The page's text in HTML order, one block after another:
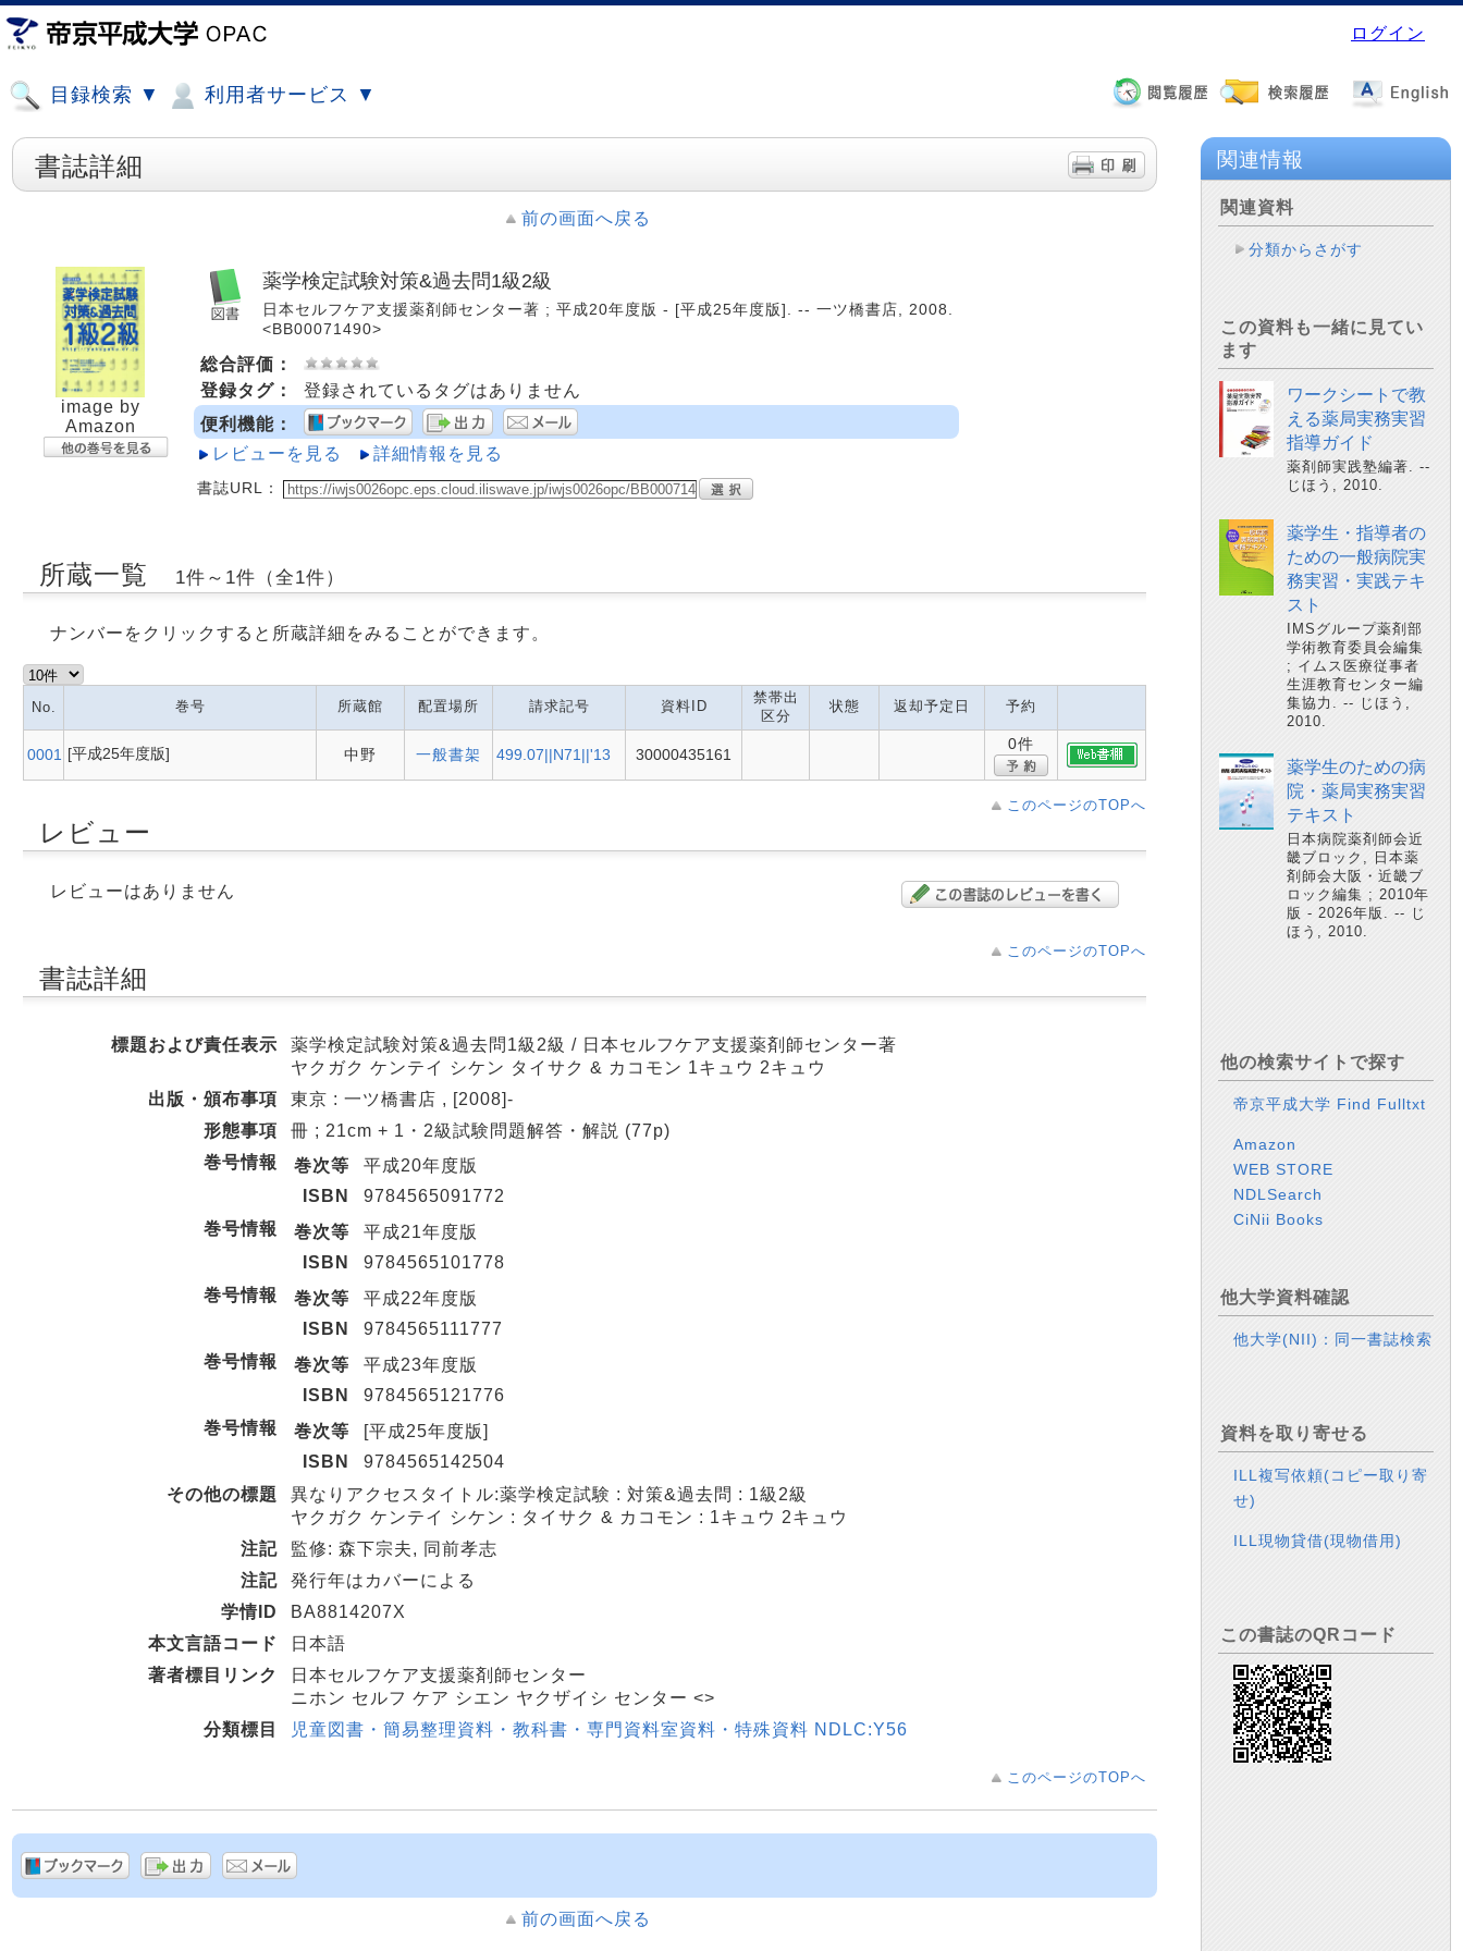
ログイン
目録検索 ▼ 利用者サービス ▼
書誌詳細
前の画面へ戻る
image by
Amazon
薬学検定試験対策&過去問1級2級
日本セルフケア支援薬剤師センター著 ; 平成20年度版 - [平成25年度版]. -- 一ツ橋書店, 2008.
<BB00071490>
総合評価：
登録タグ：
登録されているタグはありません
便利機能：
レビューを見る
詳細情報を見る
書誌URL：
所蔵一覧 1件～1件（全1件）
ナンバーをクリックすると所蔵詳細をみることができます。
No. 巻号 所蔵館 配置場所 請求記号 資料ID
禁帯出
区分
状態 返却予定日 予約
0001 [平成25年度版] 中野 一般書架 499.07||N71||'13 30000435161
0件
このページのTOPへ
レビュー
レビューはありません
このページのTOPへ
書誌詳細
標題および責任表示
薬学検定試験対策&過去問1級2級 / 日本セルフケア支援薬剤師センター著
ヤクガク ケンテイ シケン タイサク & カコモン 1キュウ 2キュウ
出版・頒布事項
東京 : 一ツ橋書店 , [2008]-
形態事項
冊 ; 21cm + 1・2級試験問題解答・解説 (77p)
巻号情報
巻次等
平成20年度版
ISBN
9784565091772
巻号情報
巻次等
平成21年度版
ISBN
9784565101778
巻号情報
巻次等
平成22年度版
ISBN
9784565111777
巻号情報
巻次等
平成23年度版
ISBN
9784565121776
巻号情報
巻次等
[平成25年度版]
ISBN
9784565142504
その他の標題
異なりアクセスタイトル:薬学検定試験 : 対策&過去問 : 1級2級
ヤクガク ケンテイ シケン : タイサク & カコモン : 1キュウ 2キュウ
注記
監修: 森下宗夫, 同前孝志
注記
発行年はカバーによる
学情ID
BA8814207X
本文言語コード
日本語
著者標目リンク
日本セルフケア支援薬剤師センター
ニホン セルフ ケア シエン ヤクザイシ センター <>
分類標目
児童図書・簡易整理資料・教科書・専門資料室資料・特殊資料 NDLC:Y56
このページのTOPへ
前の画面へ戻る
関連情報
関連資料
分類からさがす
この資料も一緒に見てい
ます
ワークシートで教
える薬局実務実習
指導ガイド
薬剤師実践塾編著. --
じほう, 2010.
薬学生・指導者の
ための一般病院実
務実習・実践テキ
スト
IMSグループ薬剤部
学術教育委員会編集
; イムス医療従事者
生涯教育センター編
集協力. -- じほう,
2010.
薬学生のための病
院・薬局実務実習
テキスト
日本病院薬剤師会近
畿ブロック, 日本薬
剤師会大阪・近畿ブ
ロック編集 ; 2010年
版 - 2026年版. -- じ
ほう, 2010.
他の検索サイトで探す
帝京平成大学 Find Fulltxt
Amazon
WEB STORE
NDLSearch
CiNii Books
他大学資料確認
他大学(NII)：同一書誌検索
資料を取り寄せる
ILL複写依頼(コピー取り寄
せ)
ILL現物貸借(現物借用)
この書誌のQRコード